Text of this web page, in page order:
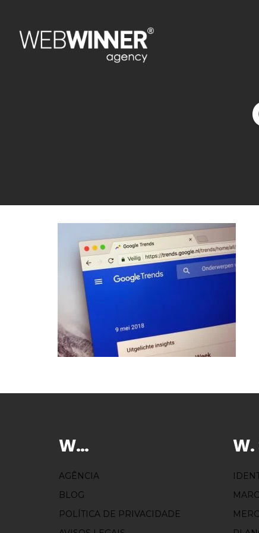
W…
AGÊNCIA
BLOG
POLÍTICA DE PRIVACIDADE
W.